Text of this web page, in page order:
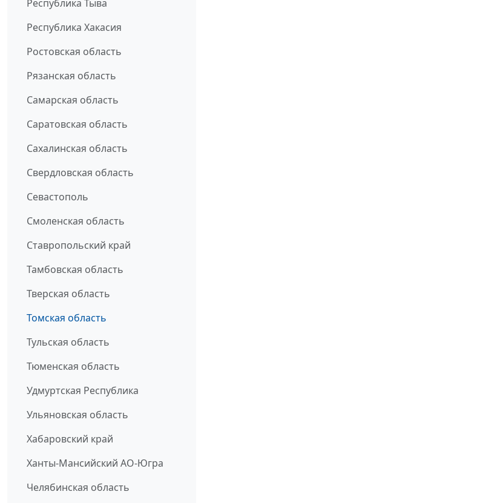
Республика Тыва
Республика Хакасия
Ростовская область
Рязанская область
Самарская область
Саратовская область
Сахалинская область
Свердловская область
Севастополь
Смоленская область
Ставропольский край
Тамбовская область
Тверская область
Томская область
Тульская область
Тюменская область
Удмуртская Республика
Ульяновская область
Хабаровский край
Ханты-Мансийский АО-Югра
Челябинская область